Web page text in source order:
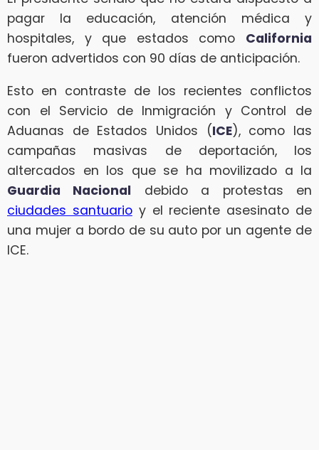
pagar la educación, atención médica y
hospitales, y que estados como California
fueron advertidos con 90 días de anticipación.
Esto en contraste de los recientes conflictos
con el Servicio de Inmigración y Control de
Aduanas de Estados Unidos (ICE), como las
campañas masivas de deportación, los
altercados en los que se ha movilizado a la
Guardia Nacional debido a protestas en
ciudades santuarioy el reciente asesinato de
una mujer a bordo de su auto por un agente de
ICE.